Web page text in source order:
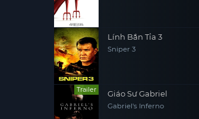
Lính Bắn Tỉa 3
Sniper 3
Trailer Giáo Sư Gabriel
Gabriel's Inferno